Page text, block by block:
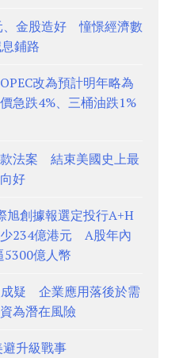
、金股造好 憧憬經濟數
鋪路
改為預計明年略為
急跌4%、三桶油跌1%
法案 結束美國史上最
好
旭創據報選定投行A+H
234億港元 A股年內
5300億人幣
疑 企業應用落後於需
為潛在風險
升級戰事